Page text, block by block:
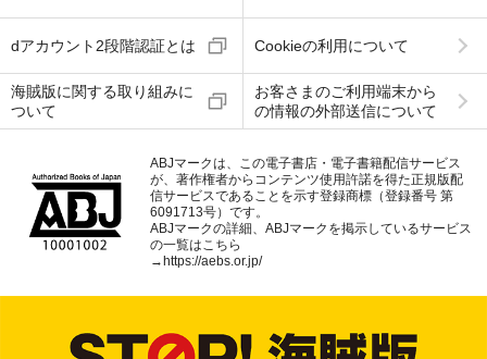
dアカウント2段階認証とは Cookieの利用について
海賊版に関する取り組みに
ついて
お客さまのご利用端末から
の情報の外部送信について
ABJマークは、この電子書店・電子書籍配信サービス
が、著作権者からコンテンツ使用許諾を得た正規版配
信サービスであることを示す登録商標（登録番号 第
6091713号）です。
ABJマークの詳細、ABJマークを掲示しているサービス
の一覧はこちら
→https://aebs.or.jp/